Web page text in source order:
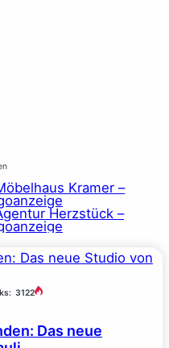
3122
Das neue